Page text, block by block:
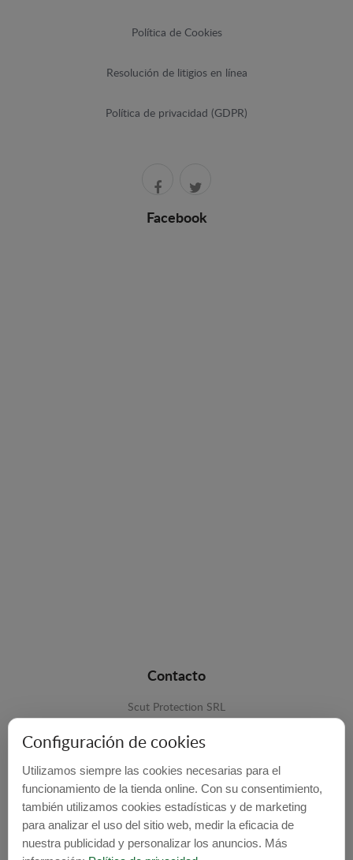
Política de Cookies
Resolución de litigios en línea
Política de privacidad (GDPR)
Facebook
Contacto
Scut Protection SRL
Harghita, Romania
E-mail: info@cubrecarter.com
Configuración de cookies
Utilizamos siempre las cookies necesarias para el
funcionamiento de la tienda online. Con su consentimiento,
también utilizamos cookies estadísticas y de marketing
para analizar el uso del sitio web, medir la eficacia de
nuestra publicidad y personalizar los anuncios. Más